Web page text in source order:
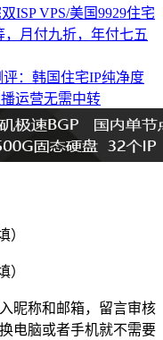
ISP VPS/美国9929住宅
，月付九折，年付七五
：韩国住宅IP纯净度
运营无需中转
）
）
昵称和邮箱，留言审核
电脑或者手机就不需要